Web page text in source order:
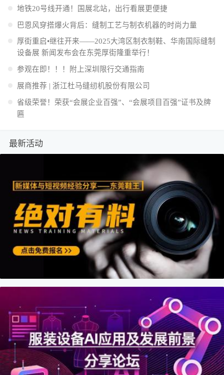
地铁20号线开通！国展北站，出行看展更便捷
巴恩风穿搭爆火背后：缝制工艺与制衣机器的时尚力量
厚街重启•继往开来——2025大湾区制衣制鞋、华南国际缝制
设备展 新闻发布会在东莞厚街隆重举行！
参观在即！！！附上深圳限行交通指南
展商推荐 | 浙江杜马缝纫机股份有限公司
省级荣誉！荣获“会展企业百强”、“会展项目百强”证书及牌
匾
最新活动